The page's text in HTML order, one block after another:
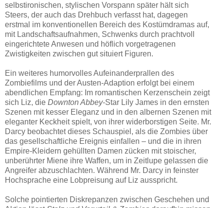
selbstironischen, stylischen Vorspann später hält sich
Steers, der auch das Drehbuch verfasst hat, dagegen
erstmal im konventionellen Bereich des Kostümdramas auf,
mit Landschaftsaufnahmen, Schwenks durch prachtvoll
eingerichtete Anwesen und höflich vorgetragenen
Zwistigkeiten zwischen gut situiert Figuren.
Ein weiteres humorvolles Aufeinanderprallen des
Zombiefilms und der Austen-Adaption erfolgt bei einem
abendlichen Empfang: Im romantischen Kerzenschein zeigt
sich Liz, die Downton Abbey-Star Lily James in den ernsten
Szenen mit kesser Eleganz und in den albernen Szenen mit
eleganter Keckheit spielt, von ihrer widerborstigen Seite. Mr.
Darcy beobachtet dieses Schauspiel, als die Zombies über
das gesellschaftliche Ereignis einfallen – und die in ihren
Empire-Kleidern gehüllten Damen zücken mit stoischer,
unberührter Miene ihre Waffen, um in Zeitlupe gelassen die
Angreifer abzuschlachten. Während Mr. Darcy in feinster
Hochsprache eine Lobpreisung auf Liz ausspricht.
Solche pointierten Diskrepanzen zwischen Geschehen und